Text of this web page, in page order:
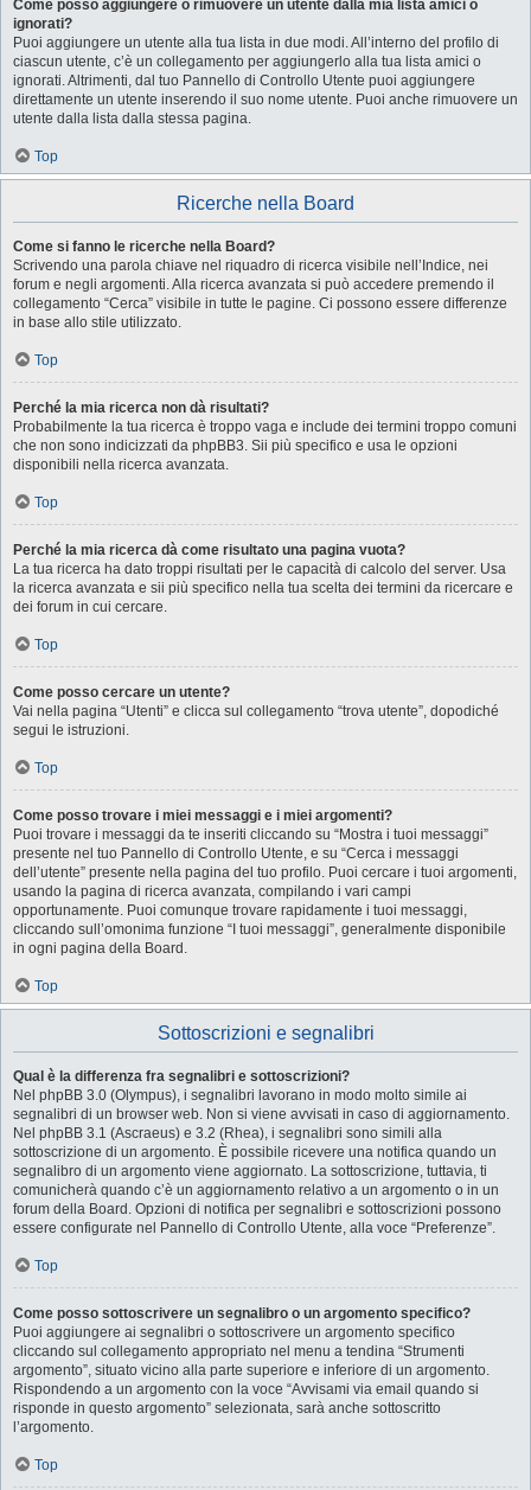
Come posso aggiungere o rimuovere un utente dalla mia lista amici o
ignorati?
Puoi aggiungere un utente alla tua lista in due modi. All’interno del profilo di
ciascun utente, c’è un collegamento per aggiungerlo alla tua lista amici o
ignorati. Altrimenti, dal tuo Pannello di Controllo Utente puoi aggiungere
direttamente un utente inserendo il suo nome utente. Puoi anche rimuovere un
utente dalla lista dalla stessa pagina.
Top
Ricerche nella Board
Come si fanno le ricerche nella Board?
Scrivendo una parola chiave nel riquadro di ricerca visibile nell’Indice, nei
forum e negli argomenti. Alla ricerca avanzata si può accedere premendo il
collegamento “Cerca” visibile in tutte le pagine. Ci possono essere differenze
in base allo stile utilizzato.
Top
Perché la mia ricerca non dà risultati?
Probabilmente la tua ricerca è troppo vaga e include dei termini troppo comuni
che non sono indicizzati da phpBB3. Sii più specifico e usa le opzioni
disponibili nella ricerca avanzata.
Top
Perché la mia ricerca dà come risultato una pagina vuota?
La tua ricerca ha dato troppi risultati per le capacità di calcolo del server. Usa
la ricerca avanzata e sii più specifico nella tua scelta dei termini da ricercare e
dei forum in cui cercare.
Top
Come posso cercare un utente?
Vai nella pagina “Utenti” e clicca sul collegamento “trova utente”, dopodiché
segui le istruzioni.
Top
Come posso trovare i miei messaggi e i miei argomenti?
Puoi trovare i messaggi da te inseriti cliccando su “Mostra i tuoi messaggi”
presente nel tuo Pannello di Controllo Utente, e su “Cerca i messaggi
dell’utente” presente nella pagina del tuo profilo. Puoi cercare i tuoi argomenti,
usando la pagina di ricerca avanzata, compilando i vari campi
opportunamente. Puoi comunque trovare rapidamente i tuoi messaggi,
cliccando sull’omonima funzione “I tuoi messaggi”, generalmente disponibile
in ogni pagina della Board.
Top
Sottoscrizioni e segnalibri
Qual è la differenza fra segnalibri e sottoscrizioni?
Nel phpBB 3.0 (Olympus), i segnalibri lavorano in modo molto simile ai
segnalibri di un browser web. Non si viene avvisati in caso di aggiornamento.
Nel phpBB 3.1 (Ascraeus) e 3.2 (Rhea), i segnalibri sono simili alla
sottoscrizione di un argomento. È possibile ricevere una notifica quando un
segnalibro di un argomento viene aggiornato. La sottoscrizione, tuttavia, ti
comunicherà quando c’è un aggiornamento relativo a un argomento o in un
forum della Board. Opzioni di notifica per segnalibri e sottoscrizioni possono
essere configurate nel Pannello di Controllo Utente, alla voce “Preferenze”.
Top
Come posso sottoscrivere un segnalibro o un argomento specifico?
Puoi aggiungere ai segnalibri o sottoscrivere un argomento specifico
cliccando sul collegamento appropriato nel menu a tendina “Strumenti
argomento”, situato vicino alla parte superiore e inferiore di un argomento.
Rispondendo a un argomento con la voce “Avvisami via email quando si
risponde in questo argomento” selezionata, sarà anche sottoscritto
l’argomento.
Top